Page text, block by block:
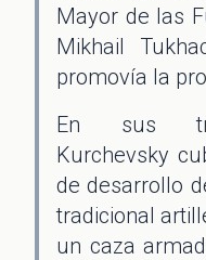
Mayor de las
Mikhail
promovía la
En sus
Kurchevsky
de desarrollo
tradicional
un caza